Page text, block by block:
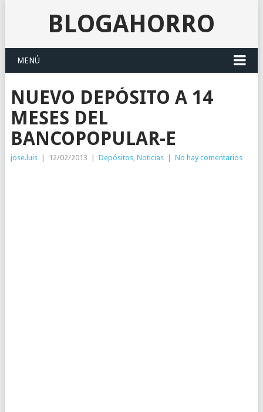
BLOGAHORRO
MENÚ
NUEVO DEPÓSITO A 14
MESES DEL
BANCOPOPULAR-E
jose.luis 12/02/2013 Depósitos, Noticias No hay comentarios